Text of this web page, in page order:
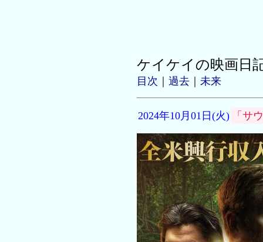
ケイケイの映画日
目次 過去 未来
2024年10月01日(火) 「サ